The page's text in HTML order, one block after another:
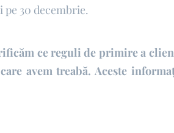
pe 30 decembrie.
ce reguli de primire a clien
avem treabă. Aceste informa